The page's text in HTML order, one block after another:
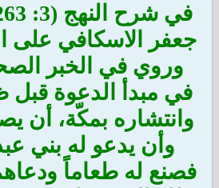
جعفر الاسكافي على
وروي في الخبر
في مبدأ الدعوة قبل
وانتشاره بمكّة، أن
وأن يدعو له بني
فصنع له طعاماً